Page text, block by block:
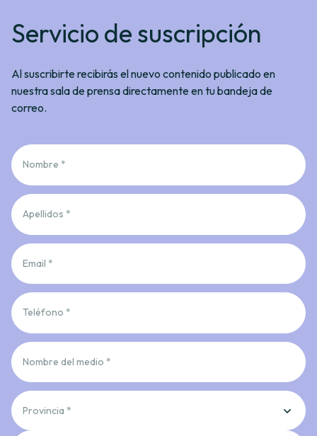
Servicio de suscripción
Al suscribirte recibirás el nuevo contenido publicado en
nuestra sala de prensa directamente en tu bandeja de
correo.
Nombre *
Apellidos *
Email *
Teléfono *
Nombre del medio *
Provincia *